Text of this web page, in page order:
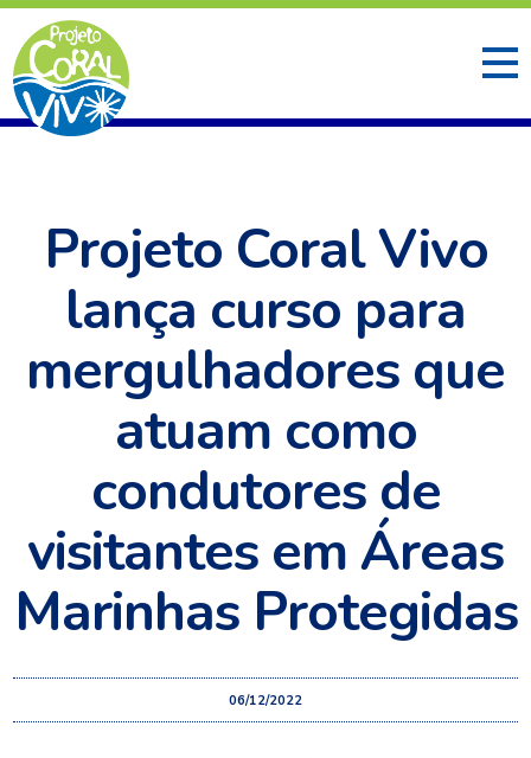
Projeto Coral Vivo
lança curso para
mergulhadores que
atuam como
condutores de
visitantes em Áreas
Marinhas Protegidas
06/12/2022